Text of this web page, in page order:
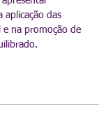
aplicação das
e na promoção de